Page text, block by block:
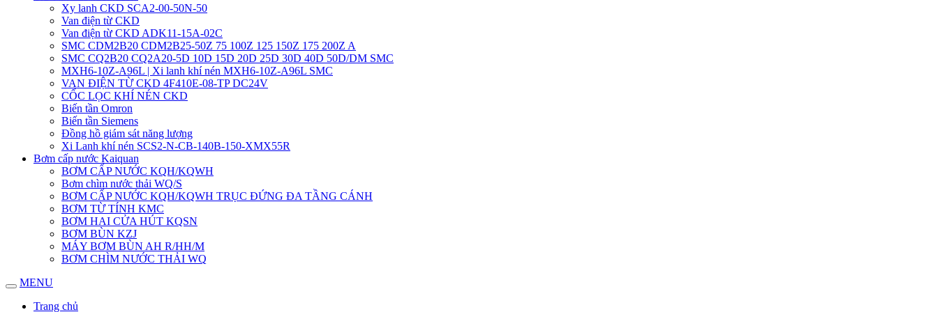
Xy lanh CKD SCA2-00-50N-50
Van điện từ CKD
Van điện từ CKD ADK11-15A-02C
SMC CDM2B20 CDM2B25-50Z 75 100Z 125 150Z 175 200Z A
SMC CQ2B20 CQ2A20-5D 10D 15D 20D 25D 30D 40D 50D/DM SMC
MXH6-10Z-A96L | Xi lanh khí nén MXH6-10Z-A96L SMC
VAN ĐIỆN TỪ CKD 4F410E-08-TP DC24V
CỐC LỌC KHÍ NÉN CKD
Biến tần Omron
Biến tần Siemens
Đồng hồ giám sát năng lượng
Xi Lanh khí nén SCS2-N-CB-140B-150-XMX55R
Bơm cấp nước Kaiquan
BƠM CẤP NƯỚC KQH/KQWH
Bơm chìm nước thải WQ/S
BƠM CẤP NƯỚC KQH/KQWH TRỤC ĐỨNG ĐA TẦNG CÁNH
BƠM TỪ TÍNH KMC
BƠM HAI CỬA HÚT KQSN
BƠM BÙN KZJ
MÁY BƠM BÙN AH R/HH/M
BƠM CHÌM NƯỚC THẢI WQ
MENU
Trang chủ